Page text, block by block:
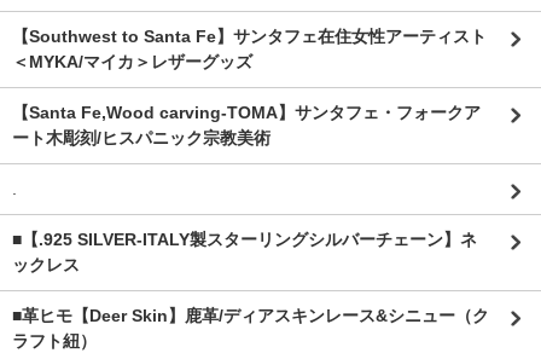
【Southwest to Santa Fe】サンタフェ在住女性アーティスト
＜MYKA/マイカ＞レザーグッズ
【Santa Fe,Wood carving-TOMA】サンタフェ・フォークア
ート木彫刻/ヒスパニック宗教美術
.
■【.925 SILVER-ITALY製スターリングシルバーチェーン】ネ
ックレス
■革ヒモ【Deer Skin】鹿革/ディアスキンレース&シニュー（ク
ラフト紐）